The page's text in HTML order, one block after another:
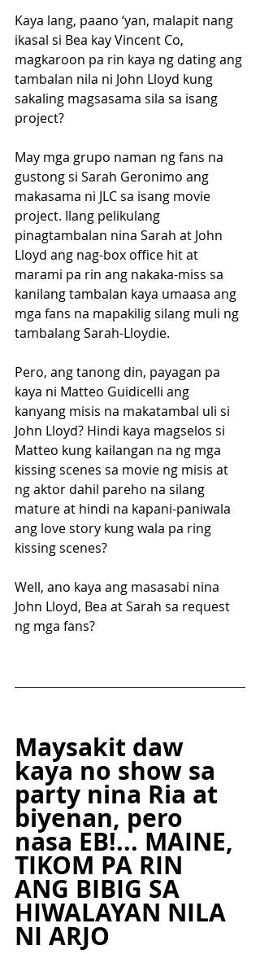
Kaya lang, paano ‘yan, malapit nang
ikasal si Bea kay Vincent Co,
magkaroon pa rin kaya ng dating ang
tambalan nila ni John Lloyd kung
sakaling magsasama sila sa isang
project?
May mga grupo naman ng fans na
gustong si Sarah Geronimo ang
makasama ni JLC sa isang movie
project. Ilang pelikulang
pinagtambalan nina Sarah at John
Lloyd ang nag-box office hit at
marami pa rin ang nakaka-miss sa
kanilang tambalan kaya umaasa ang
mga fans na mapakilig silang muli ng
tambalang Sarah-Lloydie.
Pero, ang tanong din, payagan pa
kaya ni Matteo Guidicelli ang
kanyang misis na makatambal uli si
John Lloyd? Hindi kaya magselos si
Matteo kung kailangan na ng mga
kissing scenes sa movie ng misis at
ng aktor dahil pareho na silang
mature at hindi na kapani-paniwala
ang love story kung wala pa ring
kissing scenes?
Well, ano kaya ang masasabi nina
John Lloyd, Bea at Sarah sa request
ng mga fans?
Maysakit daw
kaya no show sa
party nina Ria at
biyenan, pero
nasa EB!... MAINE,
TIKOM PA RIN
ANG BIBIG SA
HIWALAYAN NILA
NI ARJO